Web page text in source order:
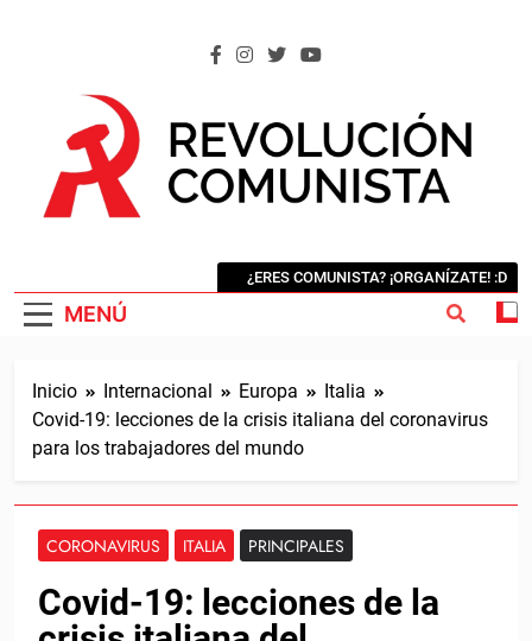
MENÚ
¿ERES COMUNISTA? ¡ORGANÍZATE! :D
Inicio Internacional Europa
Italia
Covid-19: lecciones de la crisis italiana del coronavirus
para los trabajadores del mundo
CORONAVIRUS ITALIA PRINCIPALES
Covid-19: lecciones de la